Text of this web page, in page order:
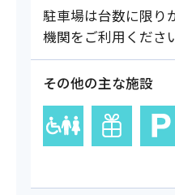
駐車場は台数に限り
機関をご利用くださ
その他の主な施設